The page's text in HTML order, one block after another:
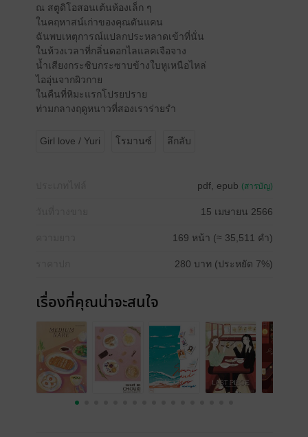
ณ สตูดิโอสอนเต้นห้องเล็ก ๆ
ในคฤหาสน์เก่าของคุณดันแคน
ฉันพบเหตุการณ์แปลกประหลาดเข้าที่นั่น
ในห้วงเวลาที่กลิ่นดอกไลแลคเจือจาง
น้ำเสียงกระซิบกระซาบข้างใบหูเหนือไหล่
ไออุ่นจากผิวกาย
ในคืนที่หิมะแรกโปรยปราย
ท่ามกลางฤดูหนาวที่สองเราร่ายรำ
Girl love / Yuri โรมานซ์ ลึกลับ
pdf, epub (สารบัญ)
15 เมษายน 2566
169 หน้า (≈ 35,511 คำ)
280 บาท (ประหยัด 7%)
เรื่องที่คุณน่าจะสนใจ